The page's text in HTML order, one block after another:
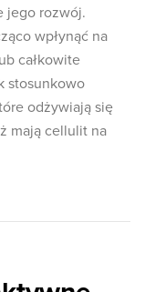
jego rozwój.
wpłynąć na
całkowite
stosunkowo
odżywiają się
mają cellulit na